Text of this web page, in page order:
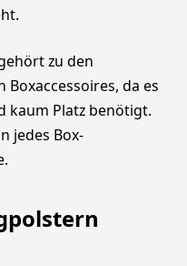
zu den
da es
kaum Platz benötigt.
jedes Box-